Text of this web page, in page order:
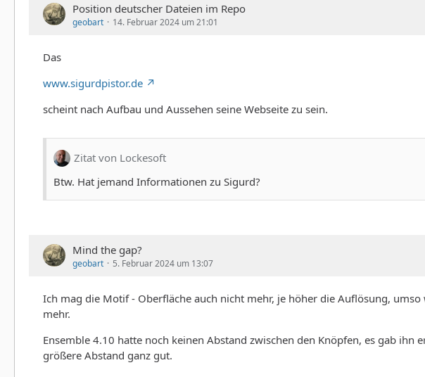
Position deutscher Dateien im Repo
geobart 14. Februar 2024 um 21:01
Das
www.sigurdpistor.de
scheint nach Aufbau und Aussehen seine Webseite zu sein.
Zitat von Lockesoft
Btw. Hat jemand Informationen zu Sigurd?
Mind the gap?
geobart 5. Februar 2024 um 13:07
Ich mag die Motif - Oberfläche auch nicht mehr, je höher die Auflösung,
mehr.
Ensemble 4.10 hatte noch keinen Abstand zwischen den Knöpfen, es gab
größere Abstand ganz gut.